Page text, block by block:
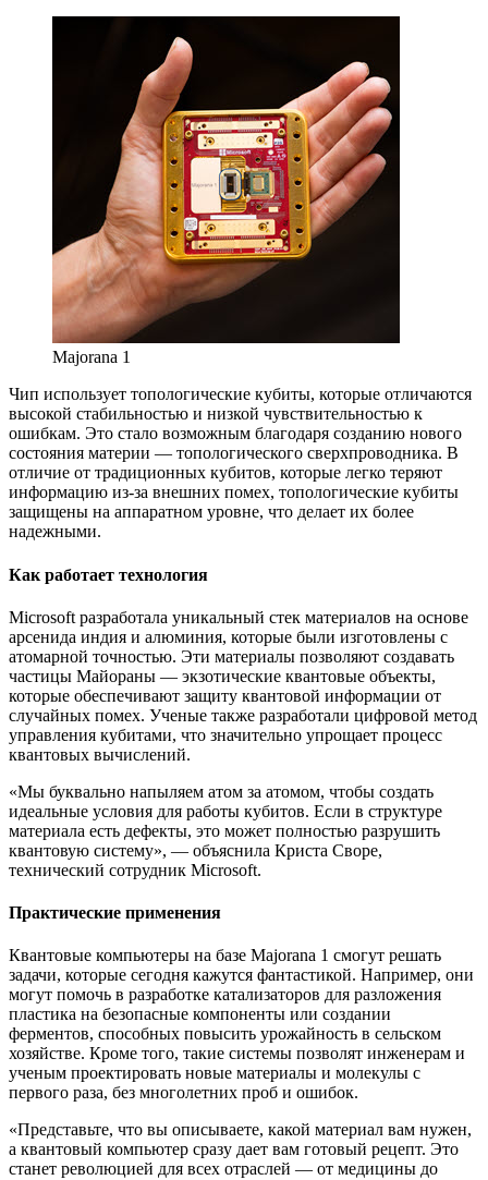
Majorana 1
Чип использует топологические кубиты, которые отличаются
высокой стабильностью и низкой чувствительностью к
ошибкам. Это стало возможным благодаря созданию нового
состояния материи — топологического сверхпроводника. В
отличие от традиционных кубитов, которые легко теряют
информацию из-за внешних помех, топологические кубиты
защищены на аппаратном уровне, что делает их более
надежными.
Как работает технология
Microsoft разработала уникальный стек материалов на основе
арсенида индия и алюминия, которые были изготовлены с
атомарной точностью. Эти материалы позволяют создавать
частицы Майораны — экзотические квантовые объекты,
которые обеспечивают защиту квантовой информации от
случайных помех. Ученые также разработали цифровой метод
управления кубитами, что значительно упрощает процесс
квантовых вычислений.
«Мы буквально напыляем атом за атомом, чтобы создать
идеальные условия для работы кубитов. Если в структуре
материала есть дефекты, это может полностью разрушить
квантовую систему», — объяснила Криста Своре,
технический сотрудник Microsoft.
Практические применения
Квантовые компьютеры на базе Majorana 1 смогут решать
задачи, которые сегодня кажутся фантастикой. Например, они
могут помочь в разработке катализаторов для разложения
пластика на безопасные компоненты или создании
ферментов, способных повысить урожайность в сельском
хозяйстве. Кроме того, такие системы позволят инженерам и
ученым проектировать новые материалы и молекулы с
первого раза, без многолетних проб и ошибок.
«Представьте, что вы описываете, какой материал вам нужен,
а квантовый компьютер сразу дает вам готовый рецепт. Это
станет революцией для всех отраслей — от медицины до